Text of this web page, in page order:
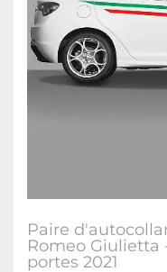
Paire
Romeo Giulietta
portes 2021